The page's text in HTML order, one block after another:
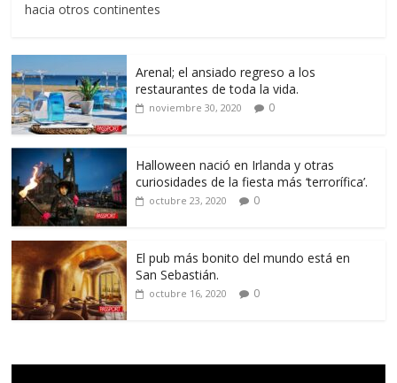
hacia otros continentes
Arenal; el ansiado regreso a los
restaurantes de toda la vida.
noviembre 30, 2020 0
Halloween nació en Irlanda y otras
curiosidades de la fiesta más ‘terrorífica’.
octubre 23, 2020 0
El pub más bonito del mundo está en
San Sebastián.
octubre 16, 2020 0